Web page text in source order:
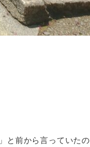
と前から言っていたの